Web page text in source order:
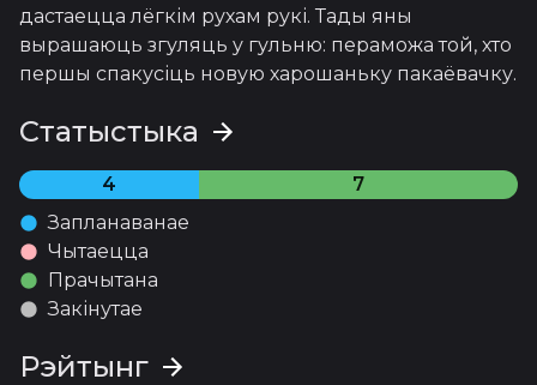
дастаецца лёгкім рухам рукі. Тады яны
вырашаюць згуляць у гульню: пераможа той, хто
першы спакусіць новую харошаньку пакаёвачку.
Статыстыка
4
7
Запланаванае
Чытаецца
Прачытана
Закінутае
Рэйтынг